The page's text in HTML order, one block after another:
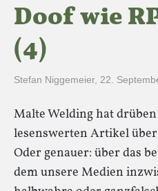
Doof wie
(4)
Stefan Niggemeier, 22.
Malte Welding hat
lesenswerten Artikel
Oder genauer: über das
dem unsere Medien